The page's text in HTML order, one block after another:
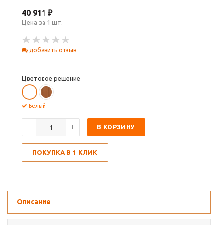
40 911 ₽
Цена за 1 шт.
добавить отзыв
Цветовое решение
Белый
В КОРЗИНУ
ПОКУПКА В 1 КЛИК
Описание